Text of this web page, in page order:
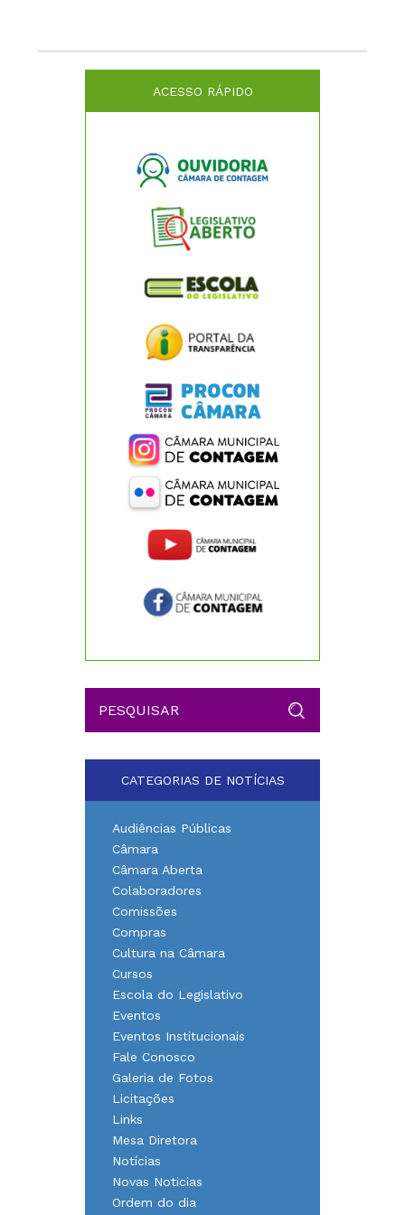
ACESSO RÁPIDO
CATEGORIAS DE NOTÍCIAS
Audiências Públicas
Câmara
Câmara Aberta
Colaboradores
Comissões
Compras
Cultura na Câmara
Cursos
Escola do Legislativo
Eventos
Eventos Institucionais
Fale Conosco
Galeria de Fotos
Licitações
Links
Mesa Diretora
Notícias
Novas Noticias
Ordem do dia